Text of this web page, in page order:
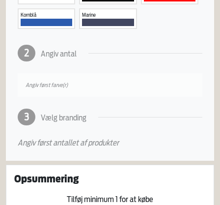
Kornblå Marine
2 Angiv antal
Angiv først farve(r)
3 Vælg branding
Angiv først antallet af produkter
Opsummering
Tilføj minimum1 for at købe